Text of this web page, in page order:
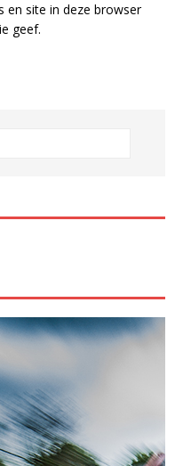
en site in deze browser
geef.